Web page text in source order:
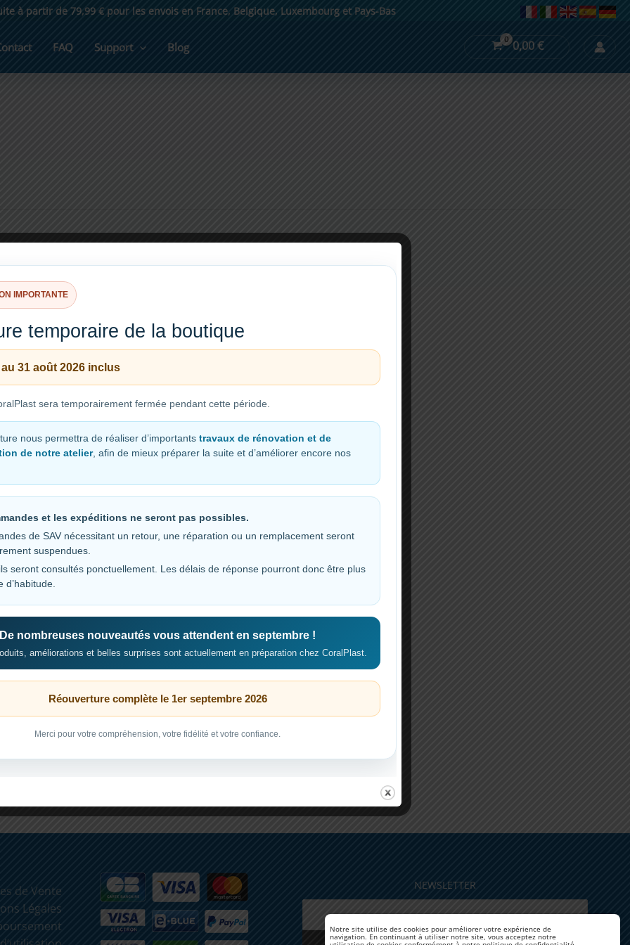
Notre site utilise des cookies pour améliorer votre expérience de
navigation. En continuant à utiliser notre site, vous acceptez notre
à partir de 79,99 € pour les envois en France, Belgique, Luxembourg et Pays-Bas
FAQ Support Blog 0,00€
de Vente
Légales
NEWSLETTER
IMPORTANTE
temporaire de la boutique
31 août 2026 inclus
sera temporairement fermée pendant cette période.
nous permettra de réaliser d’importants travaux de rénovation et de
de notre atelier, afin de mieux préparer la suite et d’améliorer encore nos
et les expéditions ne seront pas possibles.
de SAV nécessitant un retour, une réparation ou un remplacement seront
suspendues.
seront consultés ponctuellement. Les délais de réponse pourront donc être plus
d’habitude.
De nombreuses nouveautés vous attendent en septembre !
améliorations et belles surprises sont actuellement en préparation chez CoralPlast.
Réouverture complète le 1er septembre 2026
Merci pour votre compréhension, votre fidélité et votre confiance.